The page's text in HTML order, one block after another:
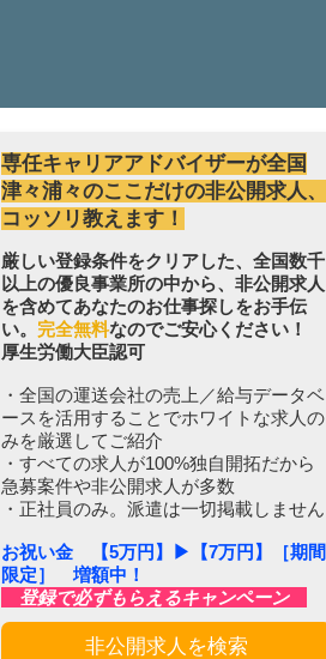
専任キャリアアドバイザーが全国
津々浦々のここだけの非公開求人、
コッソリ教えます！
厳しい登録条件をクリアした、全国数千
以上の優良事業所の中から、非公開求人
を含めてあなたのお仕事探しをお手伝
い。 完全無料なのでご安心ください！
厚生労働大臣認可
・全国の運送会社の売上／給与データベ
ースを活用することでホワイトな求人の
みを厳選してご紹介
・すべての求人が100%独自開拓だから
急募案件や非公開求人が多数
・正社員のみ。派遣は一切掲載しません
お祝い金 【5万円】▶︎【7万円】［期間
限定］ 増額中！
登録で必ずもらえるキャンペーン
非公開求人を検索